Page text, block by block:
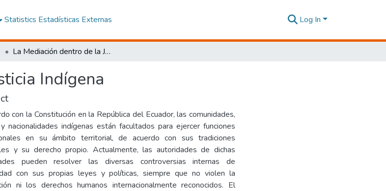
Statistics Estadísticas Externas Log In
La Mediación dentro de la Justicia Indígena
Indígena
con la Constitución en la República del Ecuador, las comunidades,
nacionalidades indígenas están facultados para ejercer funciones
en su ámbito territorial, de acuerdo con sus tradiciones
y su derecho propio. Actualmente, las autoridades de dichas
pueden resolver las diversas controversias internas de
con sus propias leyes y políticas, siempre que no violen la
ni los derechos humanos internacionalmente reconocidos. El